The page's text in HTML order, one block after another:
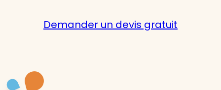
Demander un devis gratuit